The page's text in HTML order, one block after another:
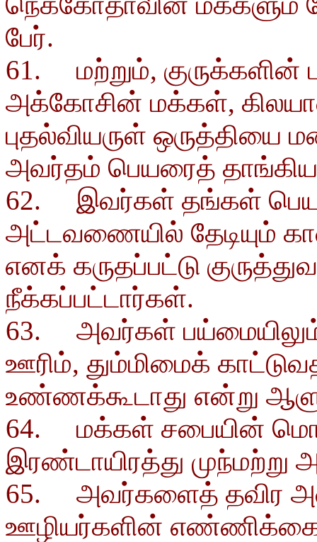
பேர்.
61. மற்றும்,
அக்கோசின் மக்கள்,
புதல்வியருள்
அவர்தம் பெயரைத்
62. இவர்கள் தங்கள்
அட்டவணையில் தேடியும்
எனக் கருதப்பட்டு
நீக்கப்பட்டார்கள்.
63. அவர்கள்
ஊரிம், தும்மிமைக்
உண்ணக்கூடாது என்று
64. மக்கள் சபையின்
இரண்டாயிரத்து முந்மற்று
65. அவர்களைத் தவிர
ஊழியர்களின் எண்ணிக்கை,